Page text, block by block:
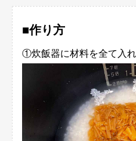
■作り方
①炊飯器に材料を全て入れ